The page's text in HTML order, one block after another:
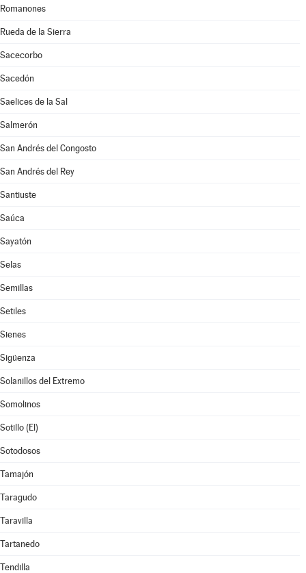
Romanones
Rueda de la Sierra
Sacecorbo
Sacedón
Saelices de la Sal
Salmerón
San Andrés del Congosto
San Andrés del Rey
Santiuste
Saúca
Sayatón
Selas
Semillas
Setiles
Sienes
Sigüenza
Solanillos del Extremo
Somolinos
Sotillo (El)
Sotodosos
Tamajón
Taragudo
Taravilla
Tartanedo
Tendilla